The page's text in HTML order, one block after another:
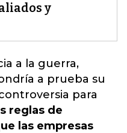
y
a la guerra,
a prueba su
para
reglas de
las empresas